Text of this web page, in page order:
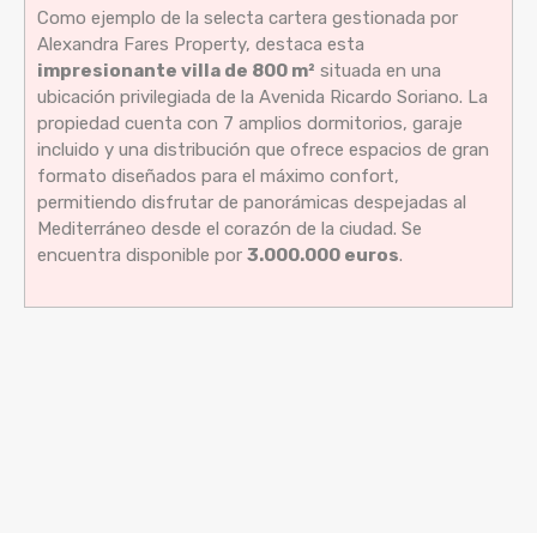
Como ejemplo de la selecta cartera gestionada por
Alexandra Fares Property, destaca esta
impresionante villa de 800 m² situada en una
ubicación privilegiada de la Avenida Ricardo Soriano. La
propiedad cuenta con 7 amplios dormitorios, garaje
incluido y una distribución que ofrece espacios de gran
formato diseñados para el máximo confort,
permitiendo disfrutar de panorámicas despejadas al
Mediterráneo desde el corazón de la ciudad. Se
encuentra disponible por 3.000.000 euros.